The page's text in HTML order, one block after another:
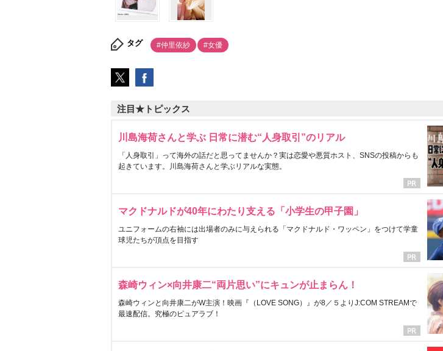
タグ #仲里依紗 #女優
注目★トピックス
川島海荷さんと学ぶ 日常に潜む“人身取引”のリアル
「人身取引」って海外の話だと思ってませんか？実は恋愛や悪質ホスト、SNSの投稿からも
起きています。川島海荷さんと学ぶリアルな実態。
マクドナルドが40年にわたり支える「小学生の甲子園」
ユニフォームの右袖には出場者のみに与えられる「マクドナルド・ワッペン」をつけて学童
球児たちが頂点を目指す
森崎ウィン×向井康二“両片思い”にキュンが止まらん！
森崎ウィンと向井康二がW主演！映画『（LOVE SONG）』が8／５よりJ:COM STREAMで
最速配信。究極のピュアラブ！